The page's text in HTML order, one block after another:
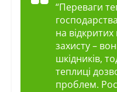
“Переваги
на
захисту –
шкідників,
теплиці
проблем.